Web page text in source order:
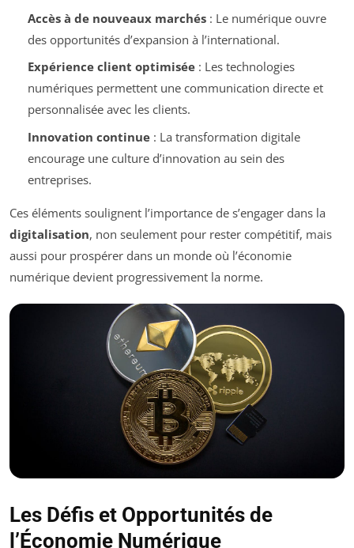
Accès à de nouveaux marchés: Le numérique ouvre
des opportunités d’expansion à l’international.
Expérience client optimisée: Les technologies
numériques permettent une communication directe et
personnalisée avec les clients.
Innovation continue: La transformation digitale
encourage une culture d’innovation au sein des
entreprises.
Ces éléments soulignent l’importance de s’engager dans la
digitalisation, non seulement pour rester compétitif, mais
aussi pour prospérer dans un monde où l’économie
numérique devient progressivement la norme.
Les Défis et Opportunités de
l’Économie Numérique